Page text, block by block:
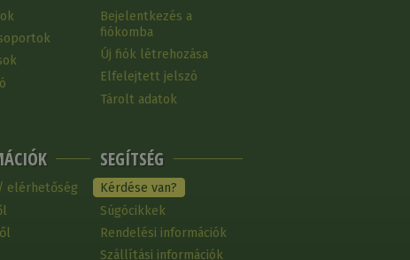
elérhetőség
Bejelentkezés a
fiókomba
Új fiók létrehozása
Elfelejtett jelszó
Tárolt adatok
SEGÍTSÉG
Kérdése van?
Súgócikkek
Rendelési információk
Szállítási információk